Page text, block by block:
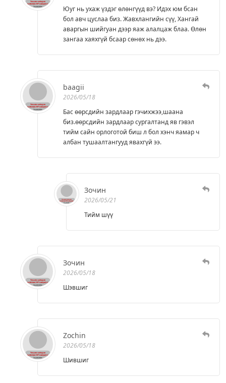
Юуг нь ухаж үздэг өлөнгүүд вэ? Идэх юм бсан
бол авч цуслаа биз. Жавхлангийн сүү, Хангай
аваргын шийгуан дээр яаж алалцаж блаа. Өлөн
зангаа хаяхгүй бсаар сөнөх нь дээ.
baagii
2026/05/18
Бас өөрсдийн зардлаар гэчихжээ,шаана
биз.өөрсдийн зардлаар сургалтанд яв гэвэл
тийм сайн орлоготой биш л бол хэнч яамар ч
албан тушаалтангууд явахгүй ээ.
Зочин
2026/05/21
Тийм шүү
Зочин
2026/05/18
Шэвшиг
Zochin
2026/05/18
Шившиг